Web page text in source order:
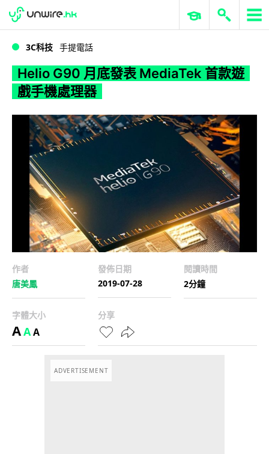
WWDC 2026 ERP 與商業 AI
3C科技 手提電話
Helio G90 月底發表 MediaTek 首款遊
戲手機處理器
作者
唐美鳳
發佈日期
2019-07-28
閱讀時間
2分鐘
字體大小
AAA
分享
ADVERTISEMENT